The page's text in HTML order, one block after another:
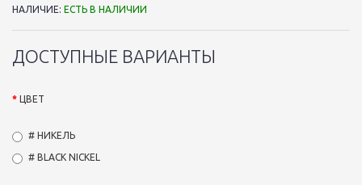
НАЛИЧИЕ: ЕСТЬ В НАЛИЧИИ
ДОСТУПНЫЕ ВАРИАНТЫ
ЦВЕТ
# НИКЕЛЬ
# BLACK NICKEL